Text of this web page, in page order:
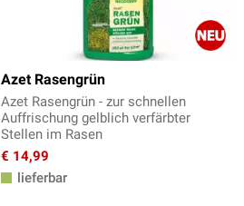
Azet Rasengrün
Azet Rasengrün - zur schnellen
Auffrischung gelblich verfärbter
Stellen im Rasen
€ 14,99
lieferbar